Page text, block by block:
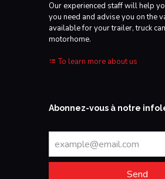
Our experienced staff will help
you need and advise you on the
available for your trailer, truck
motorhome.
To learn more about us
Abonnez-vous à notre
Send